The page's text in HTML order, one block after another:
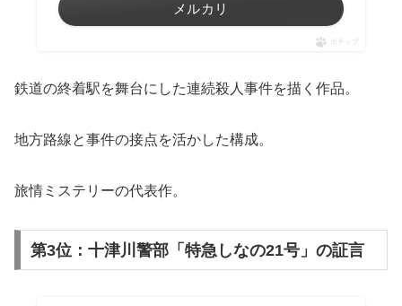
メルカリ
ポチップ
鉄道の終着駅を舞台にした連続殺人事件を描く作品。
地方路線と事件の接点を活かした構成。
旅情ミステリーの代表作。
第3位：十津川警部「特急しなの21号」の証言